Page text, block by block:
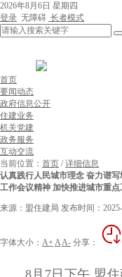
2026年8月6日 星期四
登录 无障碍 长者模式
首页
要闻动态
政府信息公开
住建业务
机关党建
政务服务
互动交流
当前位置： 首页 /详细信息
认真践行人民城市理念 奋力谱
工作会议精神 加快推进城市重
来源：盟住建局 发布时间：
字体大小： A+ AA- 分享：
8月7日下午,盟住